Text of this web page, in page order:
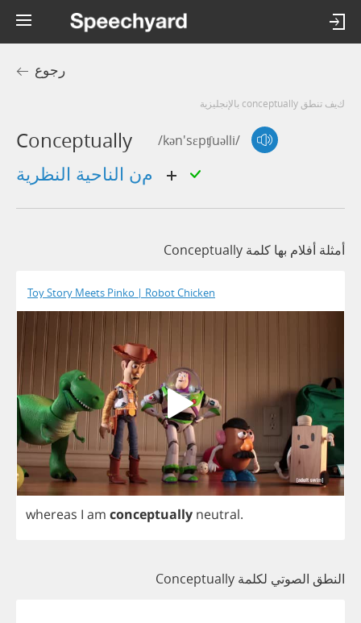
رجوع
كيف تنطق conceptually بالإنجليزية
Conceptually /kən'sɛpʧuəlli/
أمثلة أفلام بها كلمة Conceptually
Toy Story Meets Pinko | Robot Chicken
whereas I am conceptually neutral.
النطق الصوتي لكلمة Conceptually